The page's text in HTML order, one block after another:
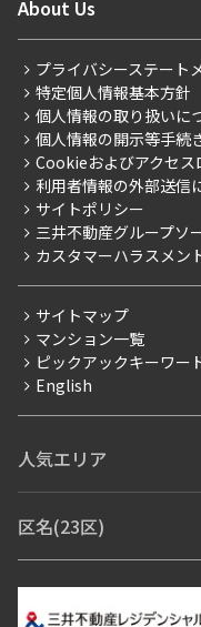
お部
新着募集情報
こだわりから探す
こだわり一覧
プレミアムマンション
新築
当社限定（港区・渋谷
当社限定（港区・渋
三井不動産企画
賃料改定
フリーレント
ペット可
ブランドマンション
住まいのコラム
会員ページ
ご入居・提携サービス
お部屋探しからご契
よくあるご質問
社宅紹介
【仲介会社様向け】当
About Us
会社情報
事業案内
採用情報
ニュースリリース
お問い合わせ
プライバシーステート
特定個人情報基本方針
個人情報の取り扱いに
個人情報の開示等手続
Cookieおよびアクセス
利用者情報の外部送信
サイトポリシー
三井不動産グループソ
カスタマーハラスメン
サイトマップ
マンション一覧
ピックアックキーワー
English
人気エリア
青山・表参道・原宿
市ヶ谷・
区名(23区)